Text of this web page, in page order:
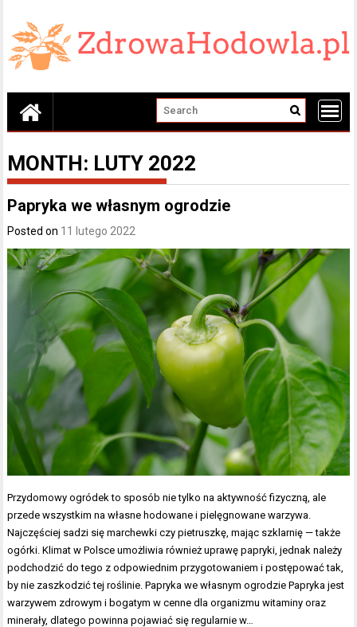
content
MONTH: LUTY 2022
Papryka we własnym ogrodzie
Posted on 11 lutego 2022
Przydomowy ogródek to sposób nie tylko na aktywność fizyczną, ale
przede wszystkim na własne hodowane i pielęgnowane warzywa.
Najczęściej sadzi się marchewki czy pietruszkę, mając szklarnię — także
ogórki. Klimat w Polsce umożliwia również uprawę papryki, jednak należy
podchodzić do tego z odpowiednim przygotowaniem i postępować tak,
by nie zaszkodzić tej roślinie. Papryka we własnym ogrodzie Papryka jest
warzywem zdrowym i bogatym w cenne dla organizmu witaminy oraz
minerały, dlatego powinna pojawiać się regularnie w…